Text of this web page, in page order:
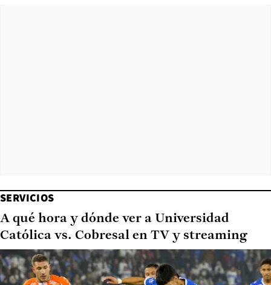
SERVICIOS
A qué hora y dónde ver a Universidad
Católica vs. Cobresal en TV y streaming